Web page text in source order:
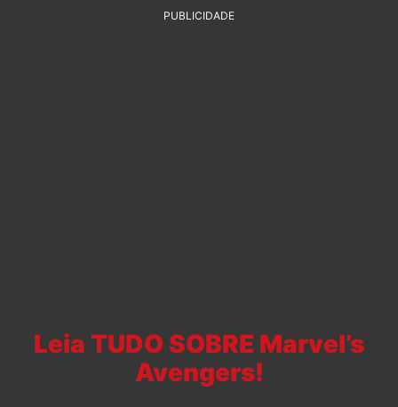
PUBLICIDADE
Leia TUDO SOBRE Marvel’s
Avengers!